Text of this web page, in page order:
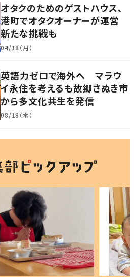
オタクのためのゲストハウス、
港町でオタクオーナーが運営
新たな挑戦も
04/18（月）
英語力ゼロで海外へ マラウ
イ永住を考えるも故郷さぬき市
から多文化共生を発信
08/18（木）